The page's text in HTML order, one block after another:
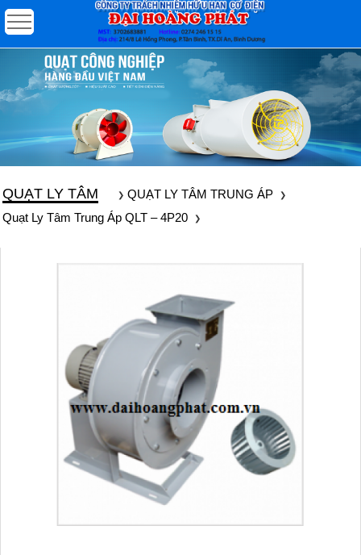
QUẠT LY TÂM
QUẠT LY TÂM TRUNG ÁP
Quạt Ly Tâm Trung Áp QLT – 4P20